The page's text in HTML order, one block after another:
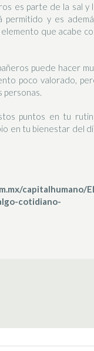
es parte de la sal y
y es
que acabe
puede hacer
poco valorado,
personas.
puntos en tu
en tu bienestar del
capitalhumano/
cotidiano-